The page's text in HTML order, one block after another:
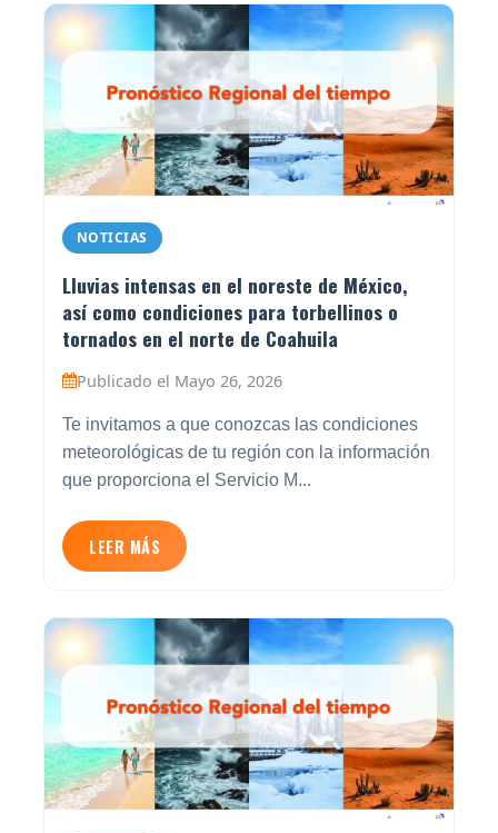
NOTICIAS
Lluvias intensas en el noreste de México,
así como condiciones para torbellinos o
tornados en el norte de Coahuila
Publicado el Mayo 26, 2026
Te invitamos a que conozcas las condiciones
meteorológicas de tu región con la información
que proporciona el Servicio M...
LEER MÁS